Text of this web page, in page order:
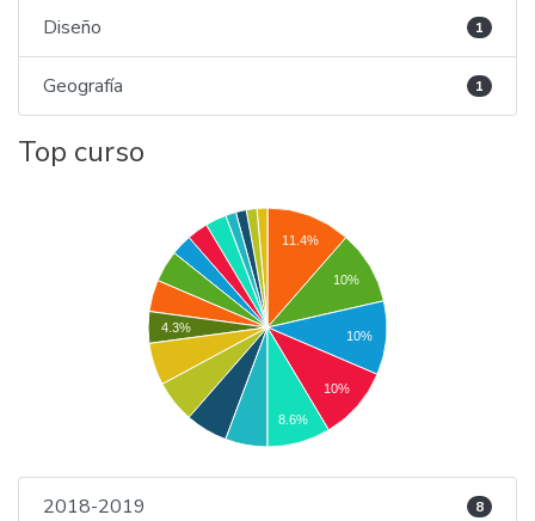
Diseño 1
Geografía 1
Top curso
11.4%
10%
10%
10%
4.3%
8.6%
2018-2019 8